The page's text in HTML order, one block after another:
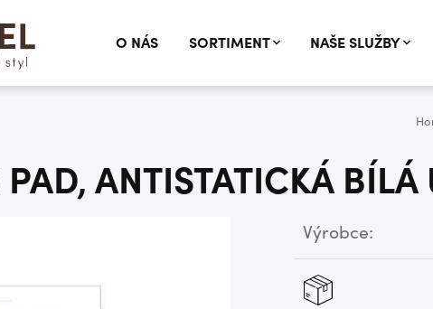
O NÁS SORTIMENT NAŠE SLUŽBY
ANTISTATICKÁ
Výrobce: